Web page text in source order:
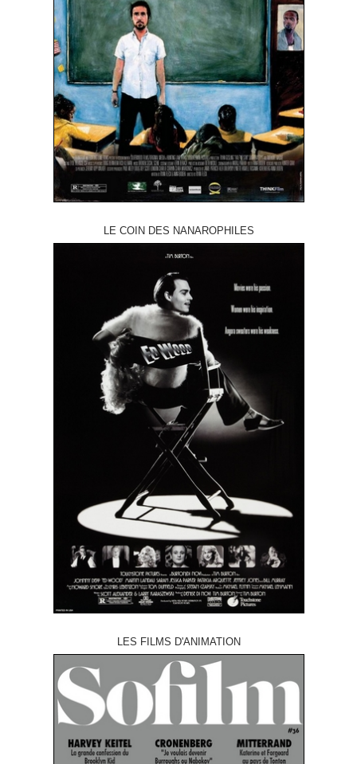
LE COIN DES NANAROPHILES
LES FILMS D'ANIMATION